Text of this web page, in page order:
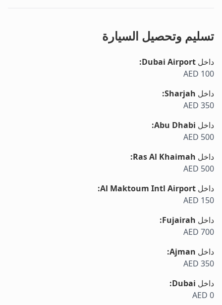
تسليم وتحصيل السيارة
داخل Dubai Airport
:
AED 100
داخل Sharjah
:
AED 350
داخل Abu Dhabi
:
AED 500
داخل Ras Al Khaimah
:
AED 500
داخل Al Maktoum Intl Airport
:
AED 150
داخل Fujairah
:
AED 700
داخل Ajman
:
AED 350
داخل Dubai
:
AED 0